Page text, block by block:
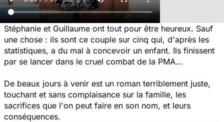
Stéphanie et Guillaume ont tout pour être heureux. Sauf
une chose : ils sont ce couple sur cinq qui, d'après les
statistiques, a du mal à concevoir un enfant. Ils finissent
par se lancer dans le cruel combat de la PMA…
De beaux jours à venir est un roman terriblement juste,
touchant et sans complaisance sur la famille, les
sacrifices que l'on peut faire en son nom, et leurs
conséquences.